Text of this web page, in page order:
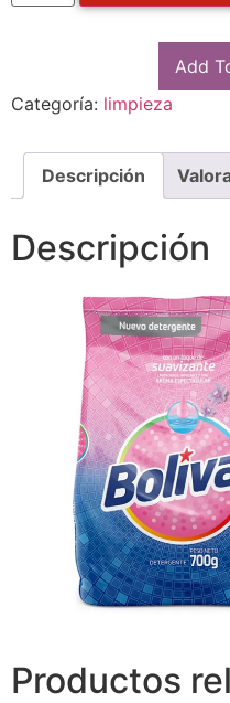
Add
Categoría: limpieza
Descripción
Descripción
Productos